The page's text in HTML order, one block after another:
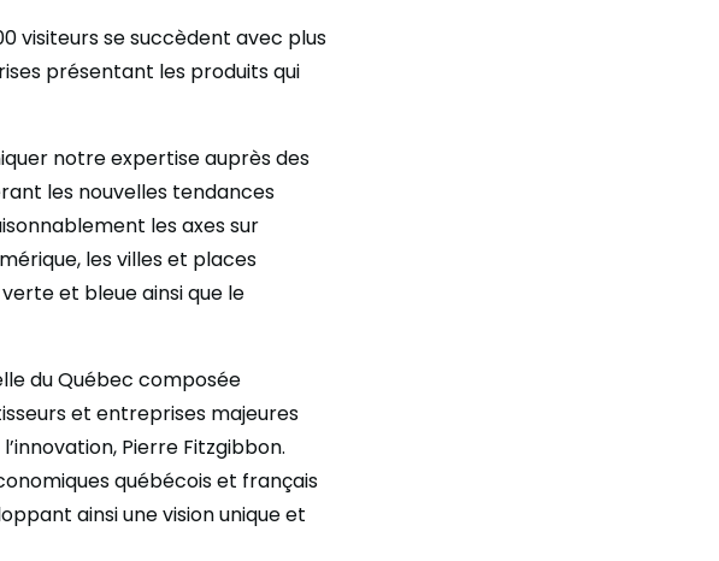
visiteurs se succèdent avec plus
présentant les produits qui
notre expertise auprès des
les nouvelles tendances
les axes sur
les villes et places
et bleue ainsi que le
du Québec composée
et entreprises majeures
Pierre Fitzgibbon.
québécois et français
ainsi une vision unique et